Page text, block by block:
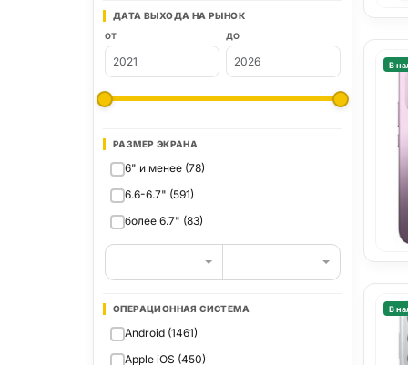
ДАТА ВЫХОДА НА РЫНОК
ОТ ДО
РАЗМЕР ЭКРАНА
6" и менее (78)
6.6-6.7" (591)
более 6.7" (83)
ОПЕРАЦИОННАЯ СИСТЕМА
Android (1461)
Apple iOS (450)
В
В